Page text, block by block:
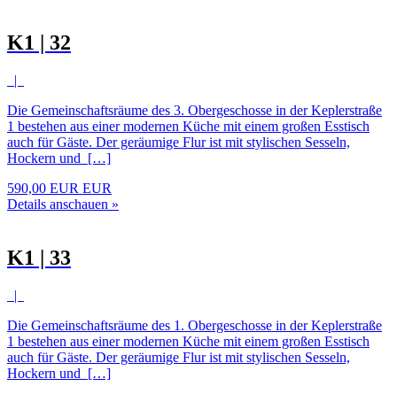
K1 | 32
|
Die Gemeinschaftsräume des 3. Obergeschosse in der Keplerstraße
1 bestehen aus einer modernen Küche mit einem großen Esstisch
auch für Gäste. Der geräumige Flur ist mit stylischen Sesseln,
Hockern und […]
590,00 EUR EUR
Details anschauen »
K1 | 33
|
Die Gemeinschaftsräume des 1. Obergeschosse in der Keplerstraße
1 bestehen aus einer modernen Küche mit einem großen Esstisch
auch für Gäste. Der geräumige Flur ist mit stylischen Sesseln,
Hockern und […]